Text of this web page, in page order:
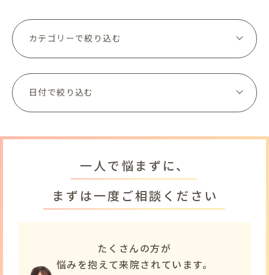
一人で悩まずに、
まずは一度ご相談ください
たくさんの方が
悩みを抱えて来院されています。